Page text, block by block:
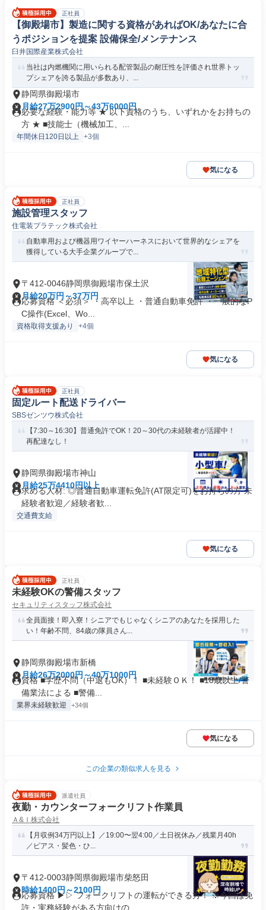
正社員
【御殿場市】製造に関する資格があればOK/あなたに合
うポジションを提案 設備保全/メンテナンス
臼井国際産業株式会社
当社は内燃機関に用いられる配管製品の耐圧性を評価され世界トッ
プシェアを誇る製品が多数あり、...
静岡県御殿場市
月給27万2900円～43万6000円
必要な経験・能力等 ★ 以下資格のうち、いずれかをお持ちの
方 ★ ■技能士（機械加工、...
年間休日120日以上 +3個
気になる
正社員
施設管理スタッフ
住電装プラテック株式会社
自動車用および機器用ワイヤーハーネスにおいて世界的なシェアを
獲得している大手企業グループで...
〒412-0046静岡県御殿場市保土沢
月給20万円～37万円
応募資格 ＜必須＞ ・高卒以上 ・普通自動車免許 ・一般的なP
C操作(Excel、Wo...
資格取得支援あり +4個
気になる
正社員
固定ルート配送ドライバー
SBSゼンツウ株式会社
【7:30～16:30】普通免許でOK！20～30代の未経験者が活躍中！
再配達なし！
静岡県御殿場市神山
月給25万4410円以上
求める人材: ◎普通自動車運転免許(AT限定可)をお持ちの方 未
経験者歓迎／経験者歓...
交通費支給
気になる
正社員
未経験OKの警備スタッフ
セキュリティスタッフ株式会社
全員面接！即入寮！シニアでもじゃなくシニアのあなたを採用した
い！年齢不問、84歳の隊員さん...
静岡県御殿場市新橋
月給26万2000円～40万1000円
資格 ■学歴不問（中退もOK）！ ■未経験ＯＫ！ ■18歳以上/警
備業法による ■警備...
業界未経験歓迎 +34個
気になる
この企業の類似求人を見る
派遣社員
夜勤・カウンターフォークリフト作業員
Ａ&Ｉ株式会社
【月収例34万円以上】／19:00〜翌4:00／土日祝休み／残業月40h
／ピアス・髪色・ひ...
〒412-0003静岡県御殿場市柴怒田
時給1400円～2100円
応募資格 ▶▷ フォークリフトの運転ができる方！ ※今回は免
許・実務経験がある方向けの...